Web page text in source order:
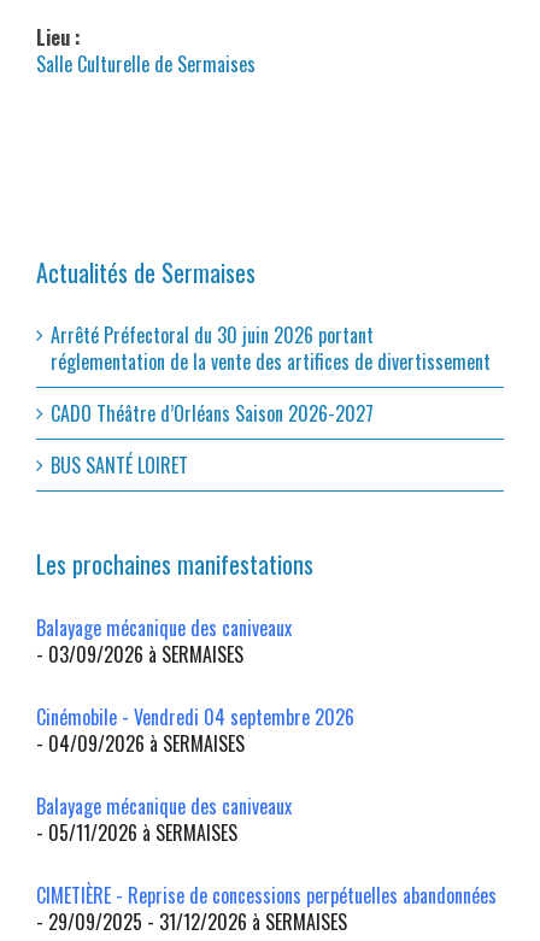
Lieu :
Salle Culturelle de Sermaises
Actualités de Sermaises
Arrêté Préfectoral du 30 juin 2026 portant
réglementation de la vente des artifices de divertissement
CADO Théâtre d’Orléans Saison 2026-2027
BUS SANTÉ LOIRET
Les prochaines manifestations
Balayage mécanique des caniveaux
- 03/09/2026 à SERMAISES
Cinémobile - Vendredi 04 septembre 2026
- 04/09/2026 à SERMAISES
Balayage mécanique des caniveaux
- 05/11/2026 à SERMAISES
CIMETIÈRE - Reprise de concessions perpétuelles abandonnées
- 29/09/2025 - 31/12/2026 à SERMAISES